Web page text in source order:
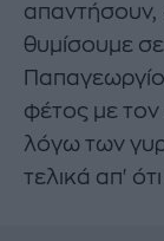
απαντήσουν,
θυμίσουμε
φέτος με
λόγω των
τελικά απ'